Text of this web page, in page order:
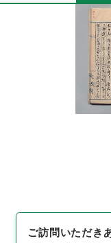
ご訪問いただき